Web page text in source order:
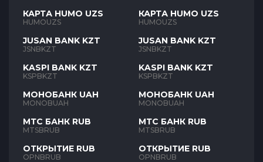
КАРТА HUMO UZS
HUMOUZS
JUSAN BANK KZT
JSNBKZT
KASPI BANK KZT
KSPBKZT
МОНОБАНК UAH
MONOBUAH
МТС БАНК RUB
MTSBRUB
ОТКРЫТИЕ RUB
OPNBRUB
КАРТА HUMO UZS
HUMOUZS
JUSAN BANK KZT
JSNBKZT
KASPI BANK KZT
KSPBKZT
МОНОБАНК UAH
MONOBUAH
МТС БАНК RUB
MTSBRUB
ОТКРЫТИЕ RUB
OPNBRUB